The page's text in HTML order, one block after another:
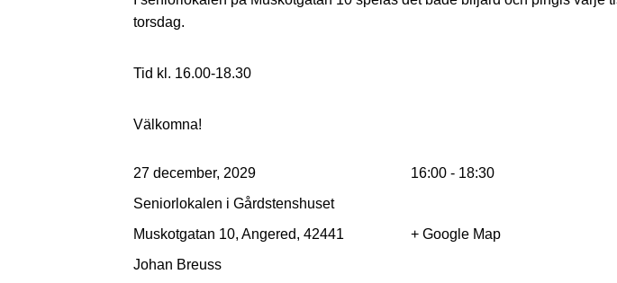
torsdag.
Tid kl. 16.00-18.30
Välkomna!
27 december, 2029
16:00 - 18:30
Seniorlokalen i Gårdstenshuset
Muskotgatan 10, Angered, 42441
+ Google Map
Johan Breuss